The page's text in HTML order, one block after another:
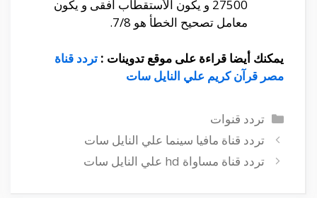
27500 و يكون الأستقطاب أفقى و يكون
معامل تصحيح الخطأ هو 7/8.
يمكنك أيضا قراءة على موقع تدوينات : تردد قناة
مصر قرآن كريم علي النايل سات
التصنيفات
تردد قنوات
تردد قناة مافيا سينما علي النايل سات
تردد قناة مساواة hd علي النايل سات